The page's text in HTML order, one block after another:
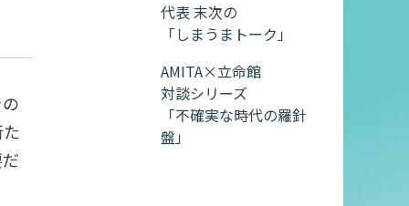
代表 末次の
「しまうまトーク」
AMITA×立命館
対談シリーズ
「不確実な時代の羅針
盤」